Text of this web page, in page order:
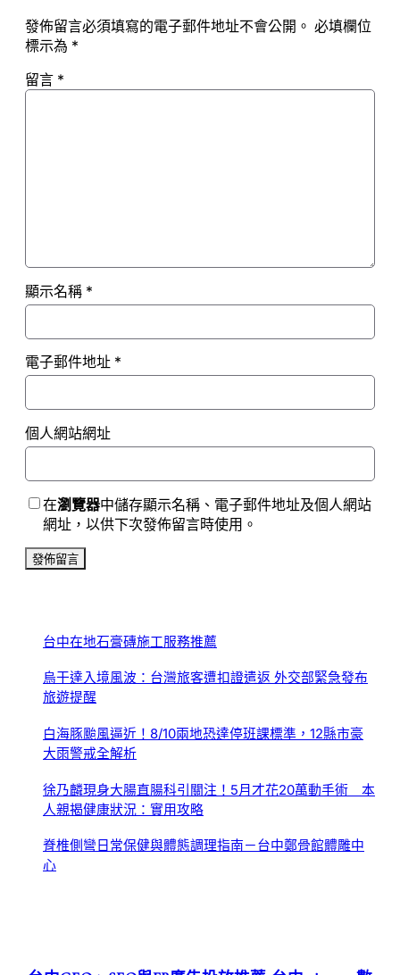
發佈留言必須填寫的電子郵件地址不會公開。 必填欄位
標示為 *
留言 *
顯示名稱 *
電子郵件地址 *
個人網站網址
在瀏覽器中儲存顯示名稱、電子郵件地址及個人網站
網址，以供下次發佈留言時使用。
台中在地石膏磚施工服務推薦
烏干達入境風波：台灣旅客遭扣證遣返 外交部緊急發布
旅遊提醒
白海豚颱風逼近！8/10兩地恐達停班課標準，12縣市豪
大雨警戒全解析
徐乃麟現身大腸直腸科引關注！5月才花20萬動手術 本
人親揭健康狀況：實用攻略
脊椎側彎日常保健與體態調理指南－台中鄭骨館體雕中
心